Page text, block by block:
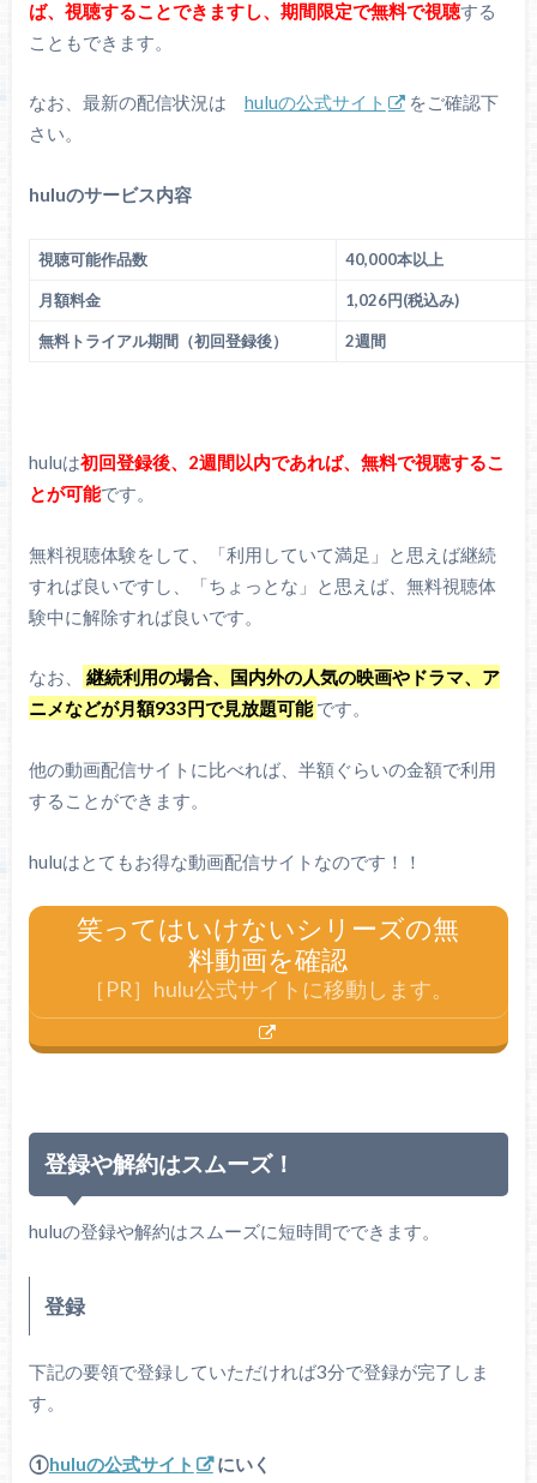
ば、視聴することできますし、期間限定で無料で視聴する
こともできます。
なお、最新の配信状況は huluの公式サイト
をご確認下
さい。
huluのサービス内容
視聴可能作品数 40,000本以上
月額料金 1,026円(税込み)
無料トライアル期間（初回登録後） 2週間
huluは初回登録後、2週間以内であれば、無料で視聴するこ
とが可能です。
無料視聴体験をして、「利用していて満足」と思えば継続
すれば良いですし、「ちょっとな」と思えば、無料視聴体
験中に解除すれば良いです。
なお、
継続利用の場合、国内外の人気の映画やドラマ、ア
ニメなどが月額933円で見放題可能 です。
他の動画配信サイトに比べれば、半額ぐらいの金額で利用
することができます。
huluはとてもお得な動画配信サイトなのです！！
笑ってはいけないシリーズの無
料動画を確認
［PR］hulu公式サイトに移動します。
登録や解約はスムーズ！
huluの登録や解約はスムーズに短時間でできます。
登録
下記の要領で登録していただければ3分で登録が完了しま
す。
①huluの公式サイト にいく